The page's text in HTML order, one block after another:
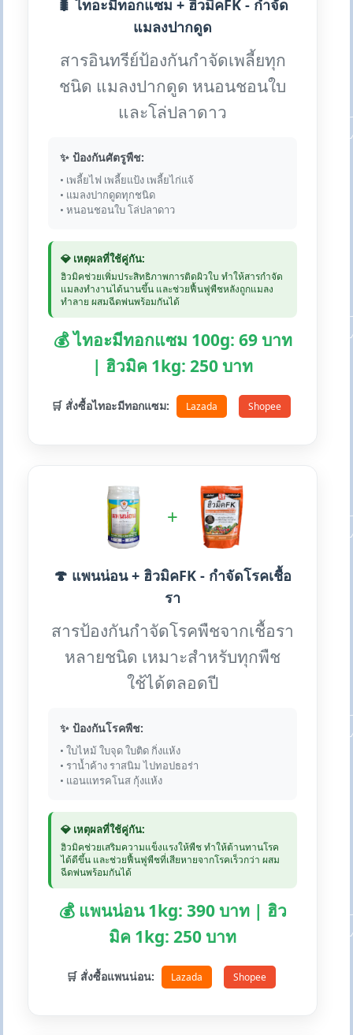
🐛 ไทอะมีทอกแซม + ฮิวมิคFK - กำจัด
แมลงปากดูด
สารอินทรีย์ป้องกันกำจัดเพลี้ยทุก
ชนิด แมลงปากดูด หนอนชอนใบ
และโล่ปลาดาว
✨ ป้องกันศัตรูพืช:
• เพลี้ยไฟ เพลี้ยแป้ง เพลี้ยไก่แจ้
• แมลงปากดูดทุกชนิด
• หนอนชอนใบ โล่ปลาดาว
💎 เหตุผลที่ใช้คู่กัน:
ฮิวมิคช่วยเพิ่มประสิทธิภาพการติดผิวใบ ทำให้สารกำจัด
แมลงทำงานได้นานขึ้น และช่วยฟื้นฟูพืชหลังถูกแมลง
ทำลาย ผสมฉีดพ่นพร้อมกันได้
💰 ไทอะมีทอกแซม 100g: 69 บาท
| ฮิวมิค 1kg: 250 บาท
🛒 สั่งซื้อไทอะมีทอกแซม: Lazada Shopee
+
🍄 แพนน่อน + ฮิวมิคFK - กำจัดโรคเชื้อ
รา
สารป้องกันกำจัดโรคพืชจากเชื้อรา
หลายชนิด เหมาะสำหรับทุกพืช
ใช้ได้ตลอดปี
✨ ป้องกันโรคพืช:
• ใบไหม้ ใบจุด ใบติด กิ่งแห้ง
• ราน้ำค้าง ราสนิม ไปทอปธอร่า
• แอนแทรคโนส กุ้งแห้ง
💎 เหตุผลที่ใช้คู่กัน:
ฮิวมิคช่วยเสริมความแข็งแรงให้พืช ทำให้ต้านทานโรค
ได้ดีขึ้น และช่วยฟื้นฟูพืชที่เสียหายจากโรคเร็วกว่า ผสม
ฉีดพ่นพร้อมกันได้
💰 แพนน่อน 1kg: 390 บาท | ฮิว
มิค 1kg: 250 บาท
🛒 สั่งซื้อแพนน่อน: Lazada Shopee